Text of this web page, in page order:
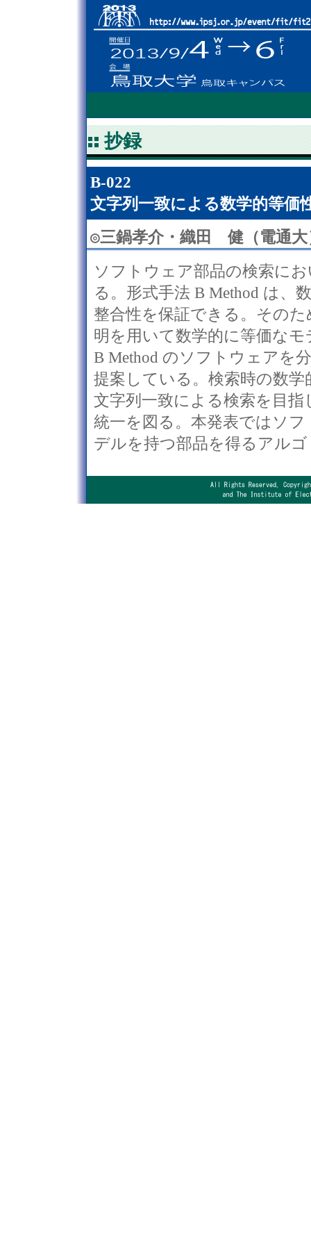
抄録
B-022
文字列一致による数学的等価
◎三鍋孝介・織田 健（電通大
ソフトウェア部品の検索に
る。形式手法 B Method は、
整合性を保証できる。その
明を用いて数学的に等価な
B Method のソフトウェアを
提案している。検索時の数
文字列一致による検索を目
統一を図る。本発表ではソ
デルを持つ部品を得るアル